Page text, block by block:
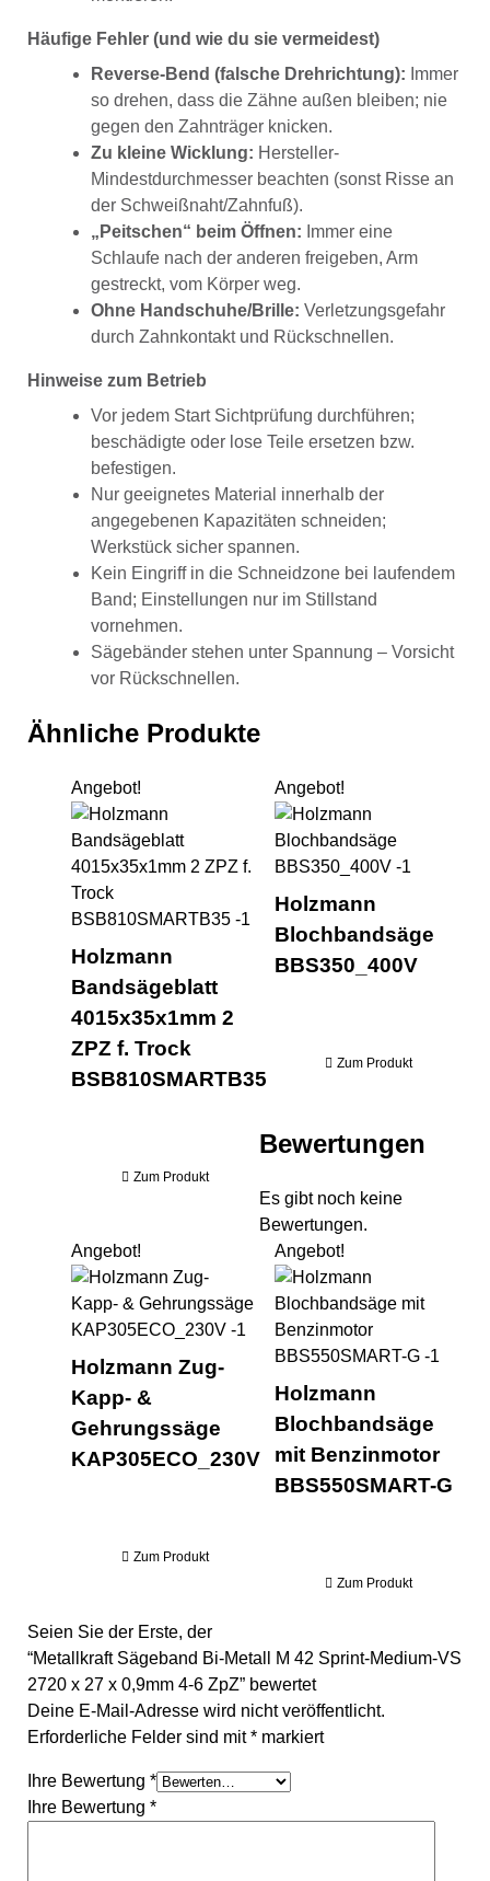
Häufige Fehler (und wie du sie vermeidest)
Reverse-Bend (falsche Drehrichtung): Immer
so drehen, dass die Zähne außen bleiben; nie
gegen den Zahnträger knicken.
Zu kleine Wicklung: Hersteller-
Mindestdurchmesser beachten (sonst Risse an
der Schweißnaht/Zahnfuß).
„Peitschen“ beim Öffnen: Immer eine
Schlaufe nach der anderen freigeben, Arm
gestreckt, vom Körper weg.
Ohne Handschuhe/Brille: Verletzungsgefahr
durch Zahnkontakt und Rückschnellen.
Hinweise zum Betrieb
Vor jedem Start Sichtprüfung durchführen;
beschädigte oder lose Teile ersetzen bzw.
befestigen.
Nur geeignetes Material innerhalb der
angegebenen Kapazitäten schneiden;
Werkstück sicher spannen.
Kein Eingriff in die Schneidzone bei laufendem
Band; Einstellungen nur im Stillstand
vornehmen.
Sägebänder stehen unter Spannung – Vorsicht
vor Rückschnellen.
Ähnliche Produkte
Angebot!
Holzmann Bandsägeblatt
Holzmann
Bandsägeblatt
4015x35x1mm 2
ZPZ f. Trock
BSB810SMARTB35
Zum Produkt
Angebot!
Holzmann
Blochbandsäge
BBS350_400V
Zum Produkt
Angebot!
Holzmann Zug- Kapp- &
Holzmann Zug-
Kapp- &
Gehrungssäge
KAP305ECO_230V
Zum Produkt
Angebot!
Holzmann
Blochbandsäge
mit Benzinmotor
BBS550SMART-G
Zum Produkt
Bewertungen
Es gibt noch keine
Bewertungen.
Seien Sie der Erste, der
“Metallkraft Sägeband Bi-Metall M 42 Sprint-Medium-VS
2720 x 27 x 0,9mm 4-6 ZpZ” bewertet
Deine E-Mail-Adresse wird nicht veröffentlicht.
Erforderliche Felder sind mit* markiert
Ihre Bewertung *
Ihre Bewertung *